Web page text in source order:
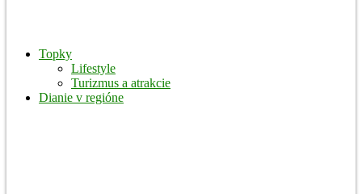
Topky
Lifestyle
Turizmus a atrakcie
Dianie v regióne